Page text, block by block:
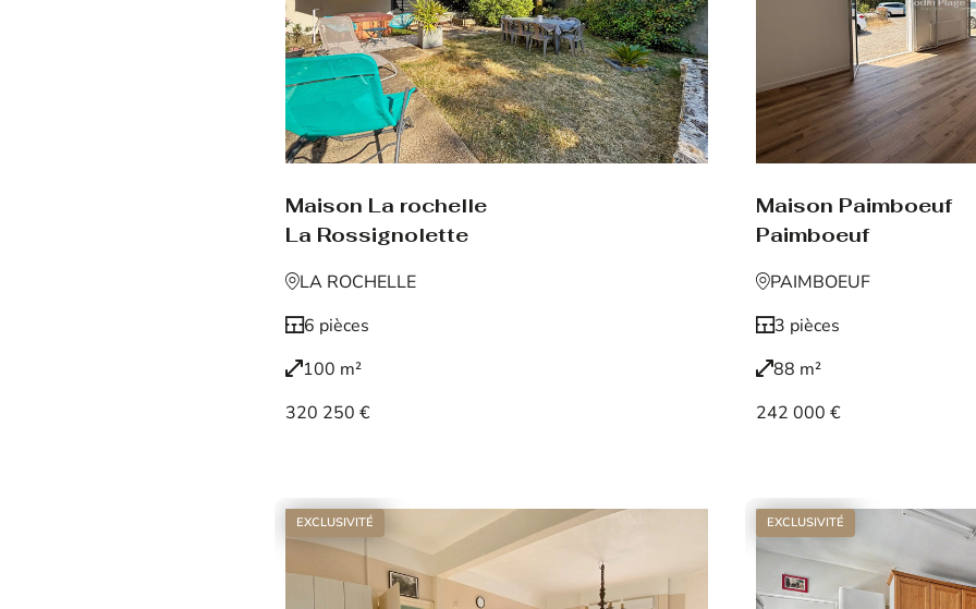
Maison La rochelle
La Rossignolette
LA ROCHELLE
6 pièces
100 m²
320 250 €
Maison Paimboeuf
Paimboeuf
PAIMBOEUF
3 pièces
88 m²
242 000 €
EXCLUSIVITÉ EXCLUSIVITÉ